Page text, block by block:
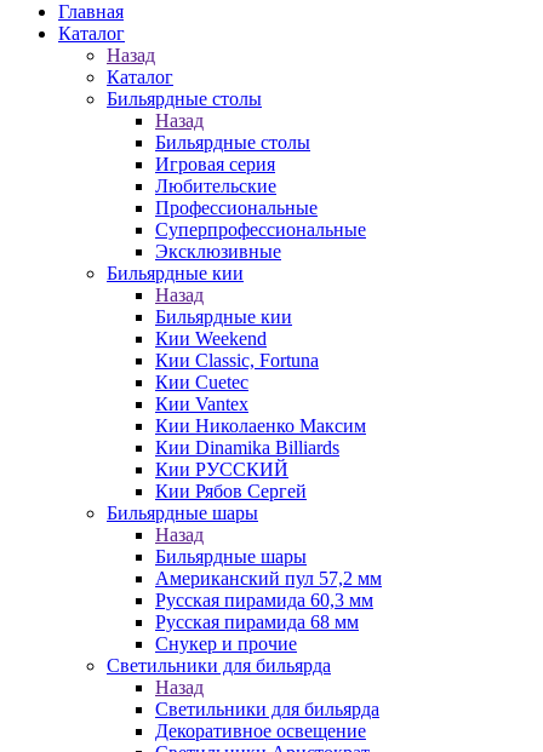
Главная
Каталог
Назад
Каталог
Бильярдные столы
Назад
Бильярдные столы
Игровая серия
Любительские
Профессиональные
Суперпрофессиональные
Эксклюзивные
Бильярдные кии
Назад
Бильярдные кии
Кии Weekend
Кии Classic, Fortuna
Кии Cuetec
Кии Vantex
Кии Николаенко Максим
Кии Dinamika Billiards
Кии РУССКИЙ
Кии Рябов Сергей
Бильярдные шары
Назад
Бильярдные шары
Американский пул 57,2 мм
Русская пирамида 60,3 мм
Русская пирамида 68 мм
Снукер и прочие
Светильники для бильярда
Назад
Светильники для бильярда
Декоративное освещение